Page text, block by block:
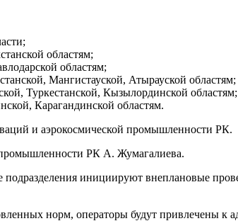
областям;
областям;
Мангистауской, Атырауской областям;
Туркестанской, Кызылординской областям;
Карагандинской областям.
и аэрокосмической промышленности РК.
РК А. Жумагалиева.
инициируют внеплановые
норм, операторы будут привлечены к